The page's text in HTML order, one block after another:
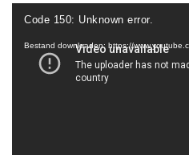
Videospeler
Code 150: Unknown error.
Bestand downloaden: https://